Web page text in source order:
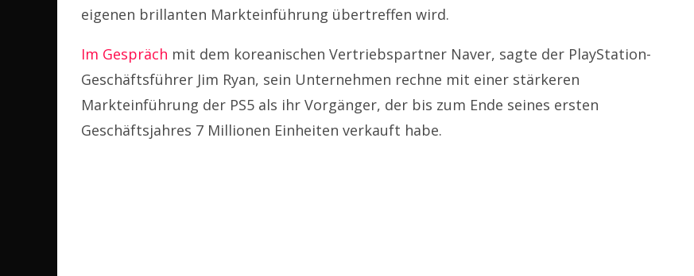
eigenen brillanten Markteinführung übertreffen wird.
Im Gespräch mit dem koreanischen Vertriebspartner Naver, sagte der PlayStation-
Geschäftsführer Jim Ryan, sein Unternehmen rechne mit einer stärkeren
Markteinführung der PS5 als ihr Vorgänger, der bis zum Ende seines ersten
Geschäftsjahres 7 Millionen Einheiten verkauft habe.